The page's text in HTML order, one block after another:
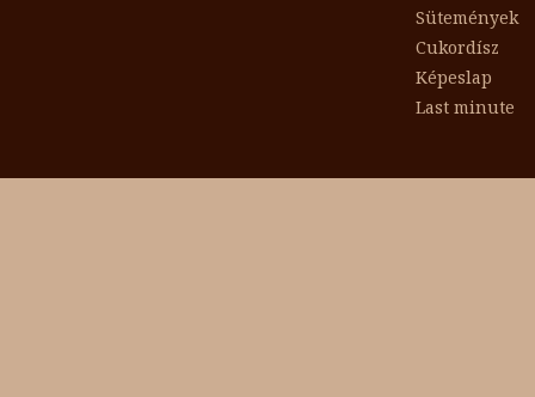
Sütemények
Cukordísz
Képeslap
Last minute